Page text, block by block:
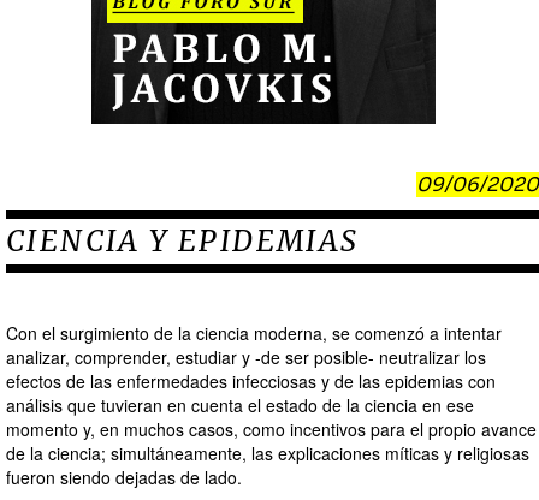
09/06/2020
CIENCIA Y EPIDEMIAS
Con el surgimiento de la ciencia moderna, se comenzó a intentar
analizar, comprender, estudiar y -de ser posible- neutralizar los
efectos de las enfermedades infecciosas y de las epidemias con
análisis que tuvieran en cuenta el estado de la ciencia en ese
momento y, en muchos casos, como incentivos para el propio avance
de la ciencia; simultáneamente, las explicaciones míticas y religiosas
fueron siendo dejadas de lado.